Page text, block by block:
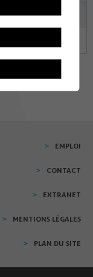
29
EMPLOI
CONTACT
EXTRANET
MENTIONS LÉGALES
PLAN DU SITE